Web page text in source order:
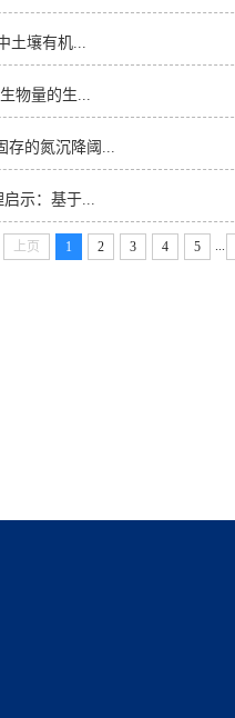
土壤有机...
物量的生...
存的氮沉降阈...
启示：基于...
上页 1 2 3 4 5